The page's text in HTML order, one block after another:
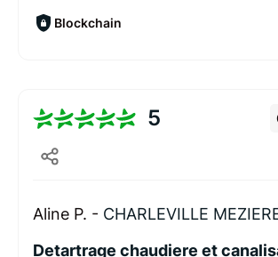
Blockchain
5
Aline P. - CHARLEVILLE
Detartrage chaudiere et